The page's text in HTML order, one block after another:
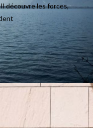
découvre les forces,